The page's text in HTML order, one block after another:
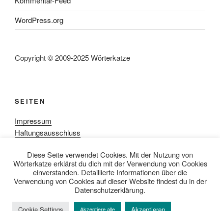
WordPress.org
Copyright © 2009-2025 Wörterkatze
SEITEN
Impressum
Haftungsausschluss
Rezensionpolitik
Bewertungsschema
Media-Kit
Diese Seite verwendet Cookies. Mit der Nutzung von
Wörterkatze erklärst du dich mit der Verwendung von Cookies
einverstanden. Detaillierte Informationen über die
Verwendung von Cookies auf dieser Website findest du in der
Datenschutzerklärung.
Akzeptiere alle